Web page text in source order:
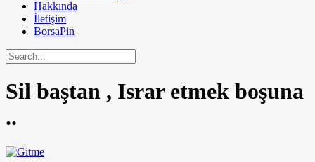
Hakkında
İletişim
BorsaPin
Sil baştan , Israr etmek boşuna
..